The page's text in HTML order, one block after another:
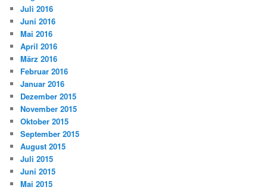
Juli 2016
Juni 2016
Mai 2016
April 2016
März 2016
Februar 2016
Januar 2016
Dezember 2015
November 2015
Oktober 2015
September 2015
August 2015
Juli 2015
Juni 2015
Mai 2015